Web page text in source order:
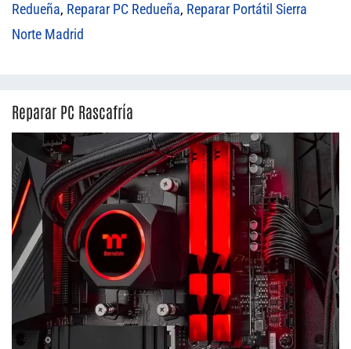
Redueña, Reparar PC Redueña, Reparar Portátil Sierra
Norte Madrid
Reparar PC Rascafría